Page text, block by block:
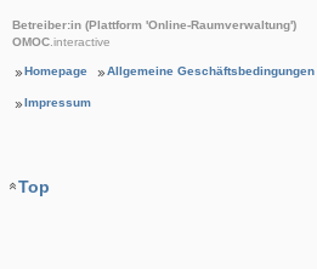
Betreiber:in (Plattform 'Online-Raumverwaltung')
OMOC.interactive
Homepage Allgemeine Geschäftsbedingungen
Impressum
Top